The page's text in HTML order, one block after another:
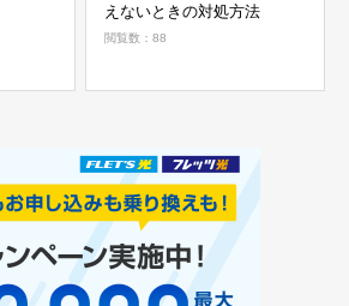
えないときの対処方法
閲覧数：88